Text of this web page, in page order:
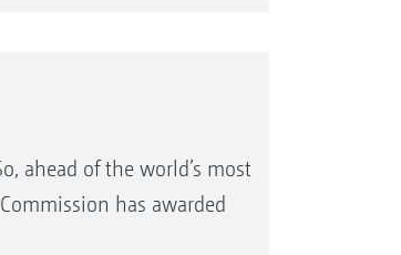
ahead of the world’s most
has awarded